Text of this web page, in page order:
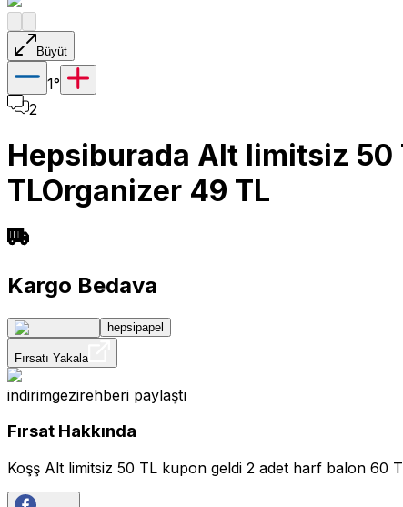
Büyüt
1°
2
Hepsiburada Alt limitsiz 50
TLOrganizer 49 TL
Kargo Bedava
hepsipapel
Fırsatı Yakala
indirimgezirehberi paylaştı
Fırsat Hakkında
Koşş Alt limitsiz 50 TL kupon geldi 2 adet harf balon 60